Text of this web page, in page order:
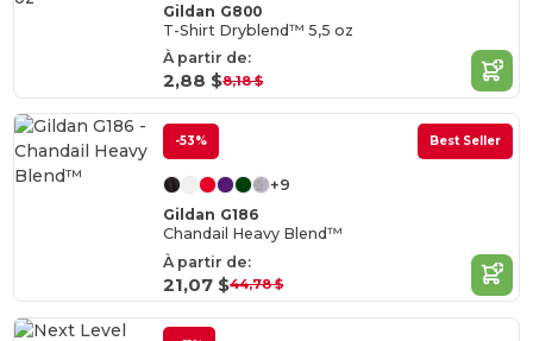
Gildan G800
T-Shirt Dryblend™ 5,5 oz
À partir de:
2,88 $8,18 $
-53% Best Seller
+9
Gildan G186
Chandail Heavy Blend™
À partir de:
21,07 $44,78 $